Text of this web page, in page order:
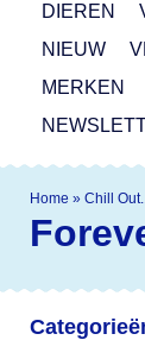
DIEREN
NIEUW
MERKEN
Home » Chill